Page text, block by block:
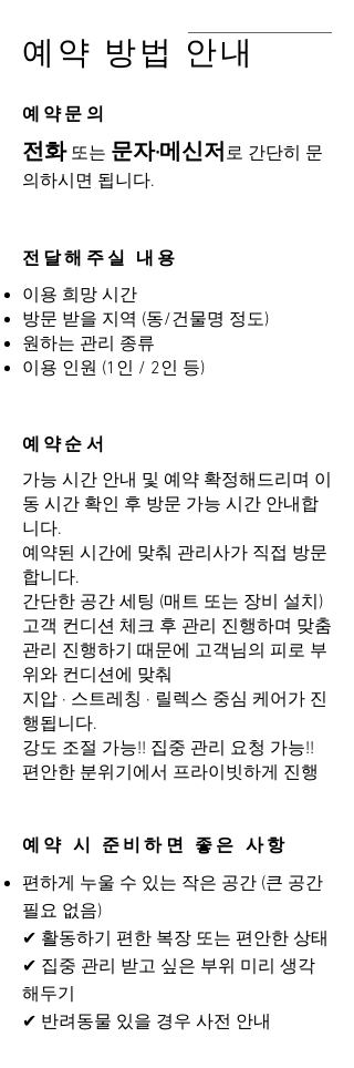
예약 방법 안내
​예약문의
전화또는 문자·메신저 로 간단히 문
의하시면 됩니다.
전달해주실 내용
이용 희망 시간
방문 받을 지역 (동/건물명 정도)
원하는 관리 종류
이용 인원 (1인 / 2인 등)
예약순서
가능 시간 안내 및 예약 확정해드리며 이
동 시간 확인 후 방문 가능 시간 안내합
니다.
예약된 시간에 맞춰 관리사가 직접 방문
합니다.
간단한 공간 세팅 (매트 또는 장비 설치)
고객 컨디션 체크 후 관리 진행하며 맞춤
관리 진행하기 때문에 고객님의 피로 부
위와 컨디션에 맞춰
지압 · 스트레칭 · 릴렉스 중심 케어가 진
행됩니다.
강도 조절 가능!! 집중 관리 요청 가능!!
편안한 분위기에서 프라이빗하게 진행
예약 시 준비하면 좋은 사항
편하게 누울 수 있는 작은 공간 (큰 공간
필요 없음)
✔ 활동하기 편한 복장 또는 편안한 상태
✔ 집중 관리 받고 싶은 부위 미리 생각
해두기
✔ 반려동물 있을 경우 사전 안내